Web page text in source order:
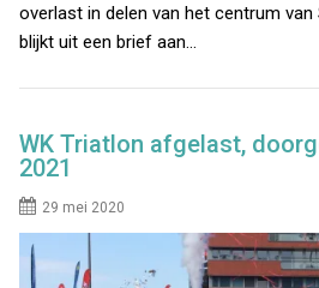
overlast in delen van het centrum
blijkt uit een brief aan…
WK Triatlon afgelast,
2021
29 mei 2020